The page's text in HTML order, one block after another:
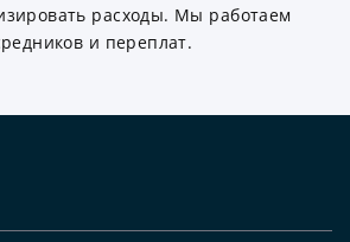
расходы. Мы работаем
и переплат.